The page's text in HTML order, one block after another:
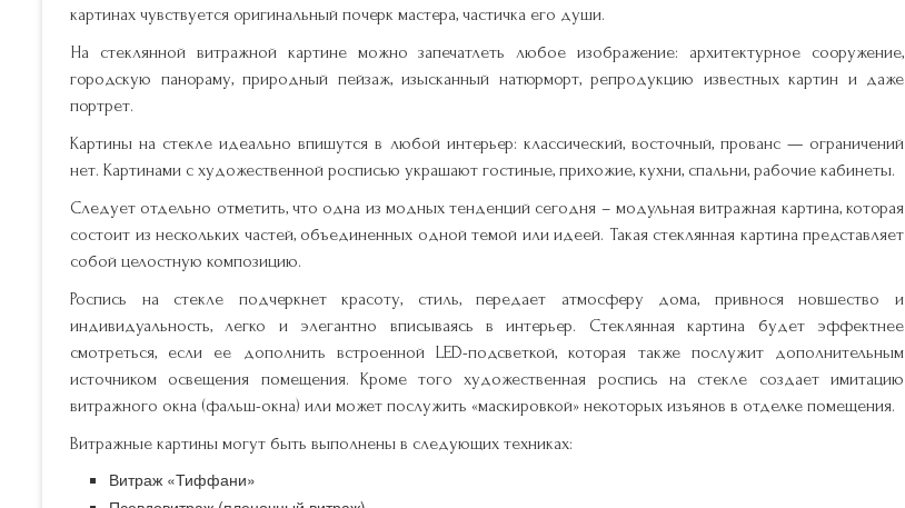
картинах чувствуется оригинальный почерк мастера, частичка его души.
На стеклянной витражной картине можно запечатлеть любое изображение: архитектурное сооружение,
городскую панораму, природный пейзаж, изысканный натюрморт, репродукцию известных картин и даже
портрет.
Картины на стекле идеально впишутся в любой интерьер: классический, восточный, прованс — ограничений
нет. Картинами с художественной росписью украшают гостиные, прихожие, кухни, спальни, рабочие кабинеты.
Следует отдельно отметить, что одна из модных тенденций сегодня – модульная витражная картина, которая
состоит из нескольких частей, объединенных одной темой или идеей. Такая стеклянная картина представляет
собой целостную композицию.
Роспись на стекле подчеркнет красоту, стиль, передает атмосферу дома, привнося новшество и
индивидуальность, легко и элегантно вписываясь в интерьер. Стеклянная картина будет эффектнее
смотреться, если ее дополнить встроенной LED-подсветкой, которая также послужит дополнительным
источником освещения помещения. Кроме того художественная роспись на стекле создает имитацию
витражного окна (фальш-окна) или может послужить «маскировкой» некоторых изъянов в отделке помещения.
Витражные картины могут быть выполнены в следующих техниках:
Витраж «Тиффани»